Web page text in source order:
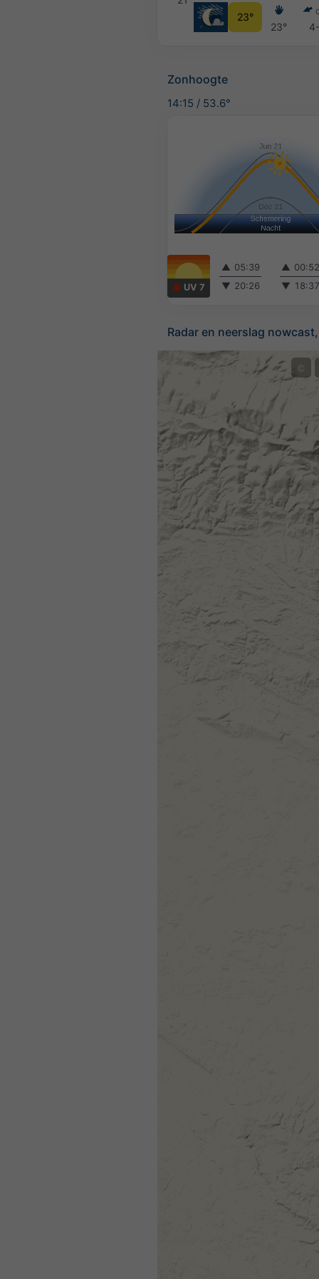
23°
23°
Zonhoogte
14:15 / 53.6°
UV 7
▲ 05:39
▼ 20:26
▲
▼
Radar en neerslag
©